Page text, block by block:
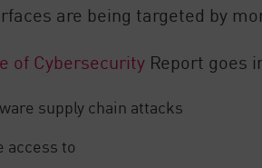
are being targeted by
of Cybersecurity Report goes
supply chain attacks
access to